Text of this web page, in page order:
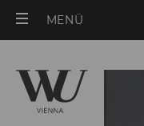
MENÜ